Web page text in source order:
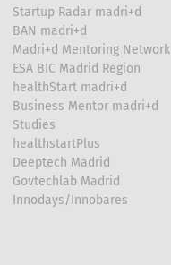
Startup Radar madri+d
BAN madri+d
Madri+d Mentoring Network
ESA BIC Madrid Region
healthStart madri+d
Business Mentor madri+d
Studies
healthstartPlus
Deeptech Madrid
Govtechlab Madrid
Innodays/Innobares